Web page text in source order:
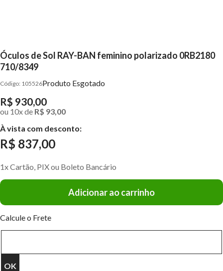
Óculos de Sol RAY-BAN feminino polarizado 0RB2180
710/8349
105526Produto Esgotado
R$ 930,00
ou 10xde R$ 93,00
À vista com desconto:
R$ 837,00
1x Cartão, PIX ou Boleto Bancário
Adicionar ao carrinho
Calcule o Frete